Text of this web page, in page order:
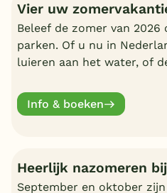
Vier uw
Beleef de zomer van 2026
parken. Of u nu in
luieren aan het water, of
fijn Landal park.
Info & boeken
Heerlijk nazomeren
September en oktober